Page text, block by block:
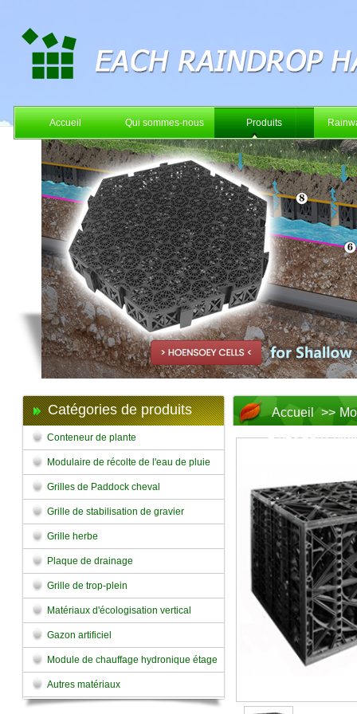
Accueil Qui sommes-nous Produits
Catégories de produits
Conteneur de plante
Modulaire de récolte de l'eau de pluie
Grilles de Paddock cheval
Grille de stabilisation de gravier
Grille herbe
Plaque de drainage
Grille de trop-plein
Matériaux d'écologisation vertical
Gazon artificiel
Module de chauffage hydronique étage
Autres matériaux
Accueil >>
e des eaux